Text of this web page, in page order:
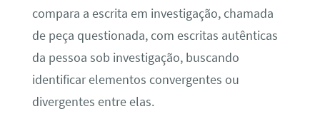
compara a escrita em investigação, chamada
de peça questionada, com escritas autênticas
da pessoa sob investigação, buscando
identificar elementos convergentes ou
divergentes entre elas.